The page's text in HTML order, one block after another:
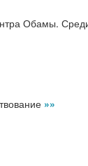
Обамы.
»»